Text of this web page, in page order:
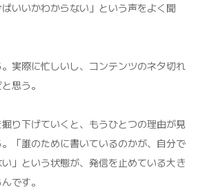
いいかわからない」という声をよく聞
実際に忙しいし、コンテンツのネタ切れ
思う。
り下げていくと、もうひとつの理由が見
「誰のために書いているのかが、自分で
」という状態が、発信を止めている大き
です。